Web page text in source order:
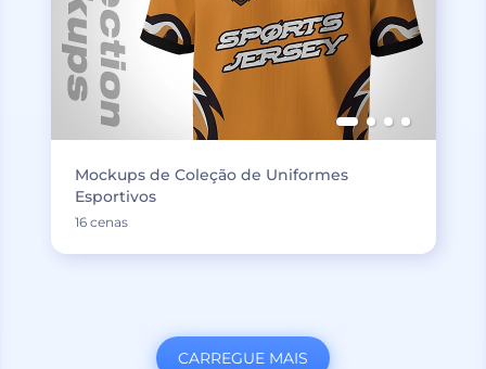
Mockups de Coleção de Uniformes
Esportivos
16 cenas
CARREGUE MAIS